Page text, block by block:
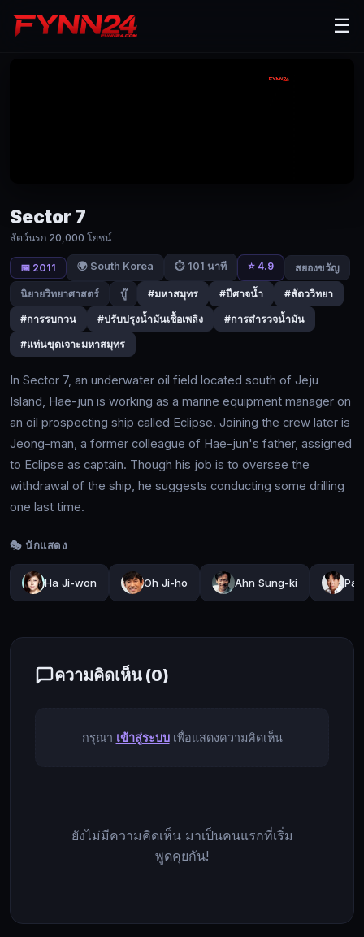
☰
🔍
🔓
เข้า
สู่
Sector
Fynn24
In
Sector
underwater
oil
field
located
south
Jeju
Island,
Hae-
working
as
marine
equipment
manager
an
prospecting
ship
Eclipse.
father,
assigned
Sector 7
สัตว์นรก 20,000 โยชน์
📅 2011 🌍 South Korea ⏱ 101 นาที ⭐ 4.9 สยองขวัญ
นิยายวิทยาศาสตร์ บู๊ #มหาสมุทร #ปีศาจน้ำ #สัตววิทยา
#การรบกวน #ปรับปรุงน้ำมันเชื้อเพลิง #การสำรวจน้ำมัน
#แท่นขุดเจาะมหาสมุทร
In Sector 7, an underwater oil field located south of Jeju
Island, Hae-jun is working as a marine equipment manager on
an oil prospecting ship called Eclipse. Joining the crew later is
Jeong-man, a former colleague of Hae-jun's father, assigned
to Eclipse as captain. Though his job is to oversee the
withdrawal of the ship, he suggests conducting some drilling
one last time.
🎭 นักแสดง
Ha Ji-won Oh Ji-ho Ahn Sung-ki
ความคิดเห็น (0)
กรุณา เข้าสู่ระบบเพื่อแสดงความคิดเห็น
ยังไม่มีความคิดเห็น มาเป็นคนแรกที่เริ่ม
พูดคุยกัน!